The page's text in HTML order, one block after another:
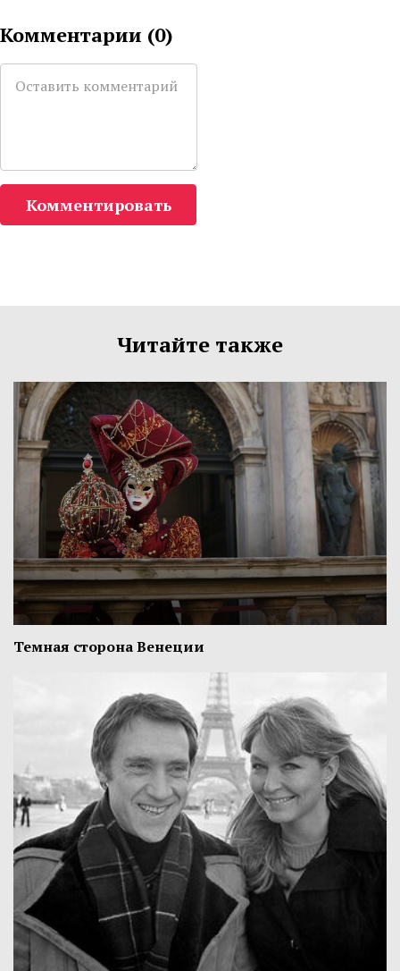
Комментарии (0)
Комментировать
Читайте также
Темная сторона Венеции